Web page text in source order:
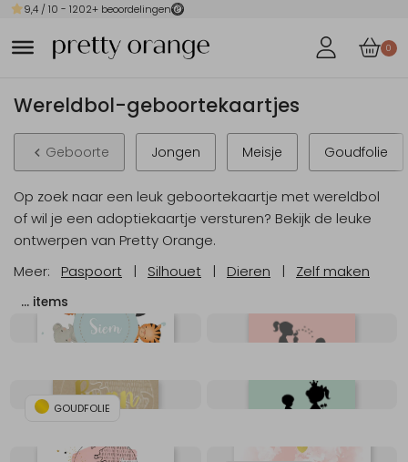
9,4 / 10 - 1202+ beoordelingen
0
Wereldbol-geboortekaartjes
Geboorte Jongen Meisje Goudfolie
Op zoek naar een leuk geboortekaartje met wereldbol
of wil je een adoptiekaartje versturen? Bekijk de leuke
ontwerpen van Pretty Orange.
Meer: Paspoort | Silhouet | Dieren | Zelf maken
… items
GOUDFOLIE